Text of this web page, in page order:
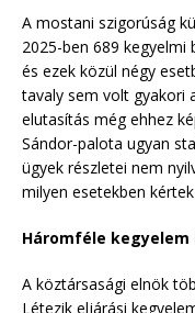
A mostani szigorúság
2025-ben 689 kegyelmi
és ezek közül négy
tavaly sem volt gyakori
elutasítás még ehhez
Sándor-palota ugyan
ügyek részletei nem
milyen esetekben
Háromféle
A köztársasági elnök
Létezik eljárási